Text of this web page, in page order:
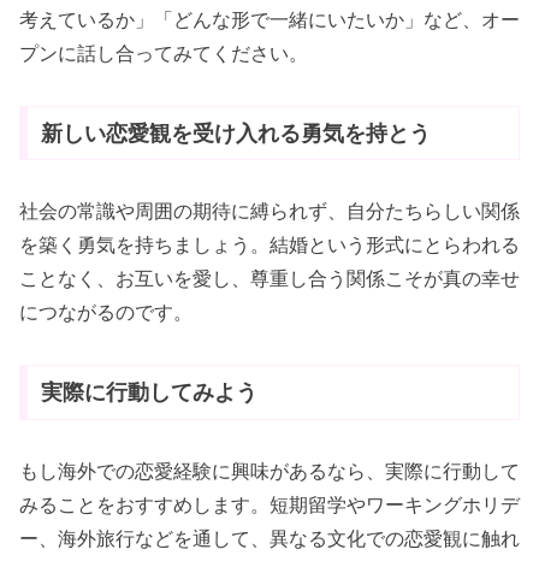
考えているか」「どんな形で一緒にいたいか」など、オー
プンに話し合ってみてください。
新しい恋愛観を受け入れる勇気を持とう
社会の常識や周囲の期待に縛られず、自分たちらしい関係
を築く勇気を持ちましょう。結婚という形式にとらわれる
ことなく、お互いを愛し、尊重し合う関係こそが真の幸せ
につながるのです。
実際に行動してみよう
もし海外での恋愛経験に興味があるなら、実際に行動して
みることをおすすめします。短期留学やワーキングホリデ
ー、海外旅行などを通して、異なる文化での恋愛観に触れ